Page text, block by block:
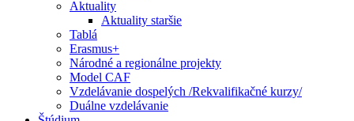
Aktuality
Aktuality staršie
Tablá
Erasmus+
Národné a regionálne projekty
Model CAF
Vzdelávanie dospelých /Rekvalifikačné kurzy/
Duálne vzdelávanie